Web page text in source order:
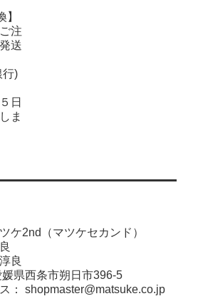
】
注
送
行)
日
ま
ケ2nd（マツケセカンド）
良
県西条市朔日市396-5
： shopmaster@matsuke.co.jp